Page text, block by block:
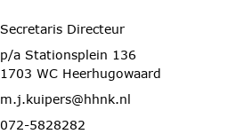
Secretaris Directeur
p/a Stationsplein 136
1703 WC Heerhugowaard
m.j.kuipers@hhnk.nl
072-5828282